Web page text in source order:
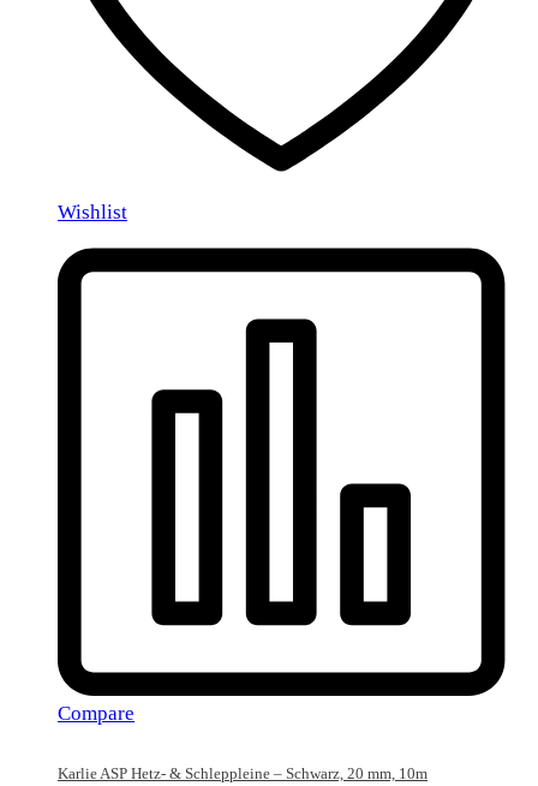
Wishlist
Compare
Karlie ASP Hetz- & Schleppleine – Schwarz, 20 mm, 10m